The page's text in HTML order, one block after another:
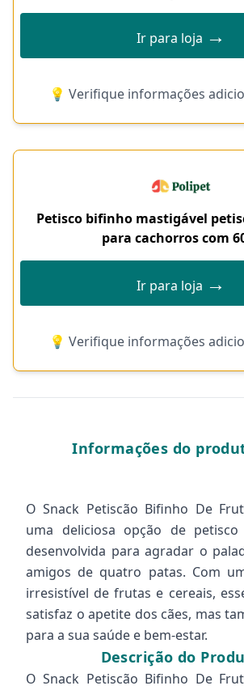
Ir para loja →
💡 Verifique informações
Petisco bifinho mastigável
para cachorros com
Ir para loja →
💡 Verifique informações
Informações do
O Snack Petiscão Bifinho De
uma deliciosa opção de petisco
desenvolvida para agradar o
amigos de quatro patas. Com
irresistível de frutas e cereais,
satisfaz o apetite dos cães, mas
para a sua saúde e bem-estar.
Descrição do
O Snack Petiscão Bifinho De